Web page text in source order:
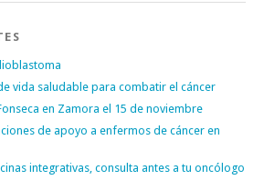
vida saludable para combatir el cáncer
en Zamora el 15 de noviembre
de apoyo a enfermos de cáncer en
integrativas, consulta antes a tu oncólogo